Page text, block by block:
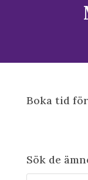
Boka tid
Sök de